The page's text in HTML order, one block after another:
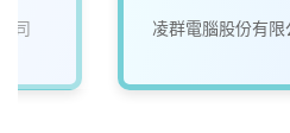
司 凌群電腦股份有限